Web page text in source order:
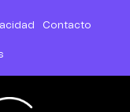
Contacto